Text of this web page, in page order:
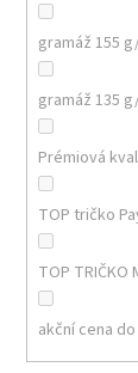
gramáž 155
gramáž 135
Prémiová
TOP tričko
TOP TRIČKO
akční cena do